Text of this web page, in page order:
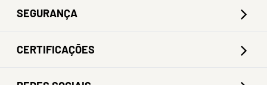
SEGURANÇA
CERTIFICAÇÕES